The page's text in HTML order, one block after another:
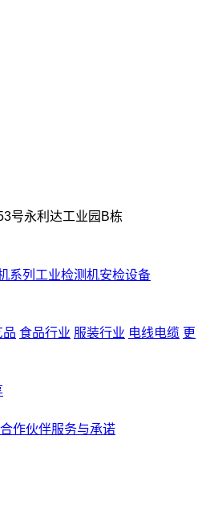
号永利达工业园B栋
系列 工业检测机安检设备
品 食品行业 服装行业 电线电缆 更
合作伙伴服务与承诺